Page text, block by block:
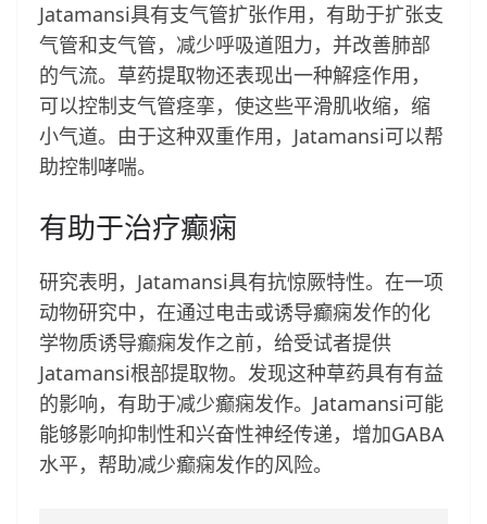
Jatamansi具有支气管扩张作用，有助于扩张支
气管和支气管，减少呼吸道阻力，并改善肺部
的气流。草药提取物还表现出一种解痉作用，
可以控制支气管痉挛，使这些平滑肌收缩，缩
小气道。由于这种双重作用，Jatamansi可以帮
助控制哮喘。
有助于治疗癫痫
研究表明，Jatamansi具有抗惊厥特性。在一项
动物研究中，在通过电击或诱导癫痫发作的化
学物质诱导癫痫发作之前，给受试者提供
Jatamansi根部提取物。发现这种草药具有有益
的影响，有助于减少癫痫发作。Jatamansi可能
能够影响抑制性和兴奋性神经传递，增加GABA
水平，帮助减少癫痫发作的风险。